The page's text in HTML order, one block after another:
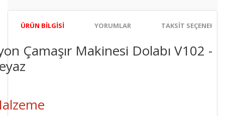
ÜRÜN BILGISI YORUMLAR TAKSIT
Çamaşır Makinesi Dolabı V102 -